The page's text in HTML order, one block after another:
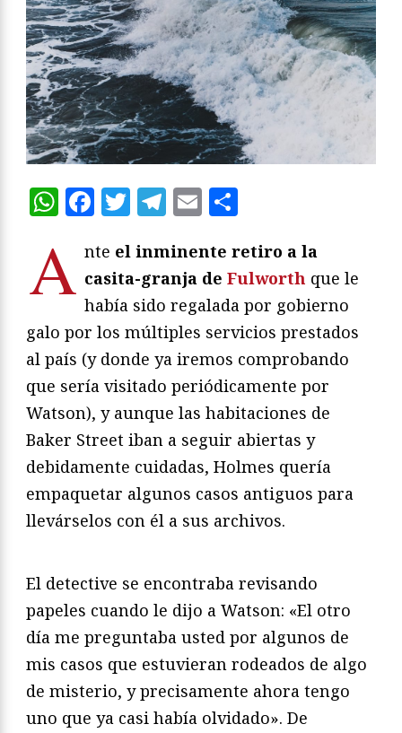
WhatsApp
Facebook
Twitter
Telegram
Email
A nte el inminente retiro a la
casita-granja de Fulworth que le
había sido regalada por gobierno
galo por los múltiples servicios prestados
al país (y donde ya iremos comprobando
que sería visitado periódicamente por
Watson), y aunque las habitaciones de
Baker Street iban a seguir abiertas y
debidamente cuidadas, Holmes quería
empaquetar algunos casos antiguos para
llevárselos con él a sus archivos.
El detective se encontraba revisando
papeles cuando le dijo a Watson: «El otro
día me preguntaba usted por algunos de
mis casos que estuvieran rodeados de algo
de misterio, y precisamente ahora tengo
uno que ya casi había olvidado». De